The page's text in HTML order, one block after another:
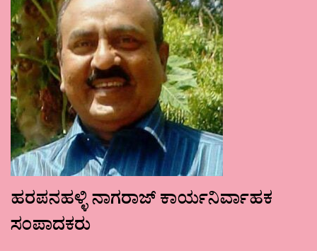
ಹರಪನಹಳ್ಳಿ ನಾಗರಾಜ್ ಕಾರ್ಯನಿರ್ವಾಹಕ
ಸಂಪಾದಕರು